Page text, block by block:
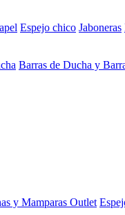
Espejo chico Jaboneras
Barras de Ducha y
y Mamparas Outlet